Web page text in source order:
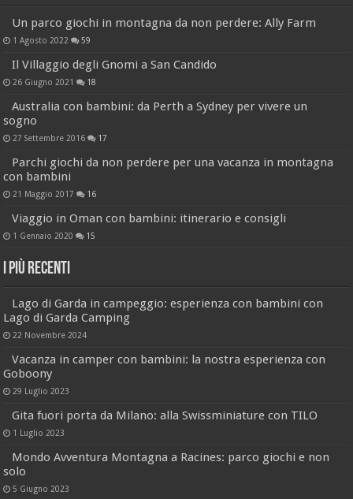
Un parco giochi in montagna da non perdere: Ally Farm
1 Agosto 2022 59
Il Villaggio degli Gnomi a San Candido
26 Giugno 2021 18
Australia con bambini: da Perth a Sydney per vivere un
sogno
27 Settembre 2016 17
Parchi giochi da non perdere per una vacanza in montagna
con bambini
21 Maggio 2017 16
Viaggio in Oman con bambini: itinerario e consigli
1 Gennaio 2020 15
I più recenti
Lago di Garda in campeggio: esperienza con bambini con
Lago di Garda Camping
22 Novembre 2024
Vacanza in camper con bambini: la nostra esperienza con
Goboony
29 Luglio 2023
Gita fuori porta da Milano: alla Swissminiature con TILO
1 Luglio 2023
Mondo Avventura Montagna a Racines: parco giochi e non
solo
5 Giugno 2023